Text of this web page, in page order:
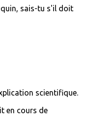
sais-tu s'il doit
scientifique.
en cours de